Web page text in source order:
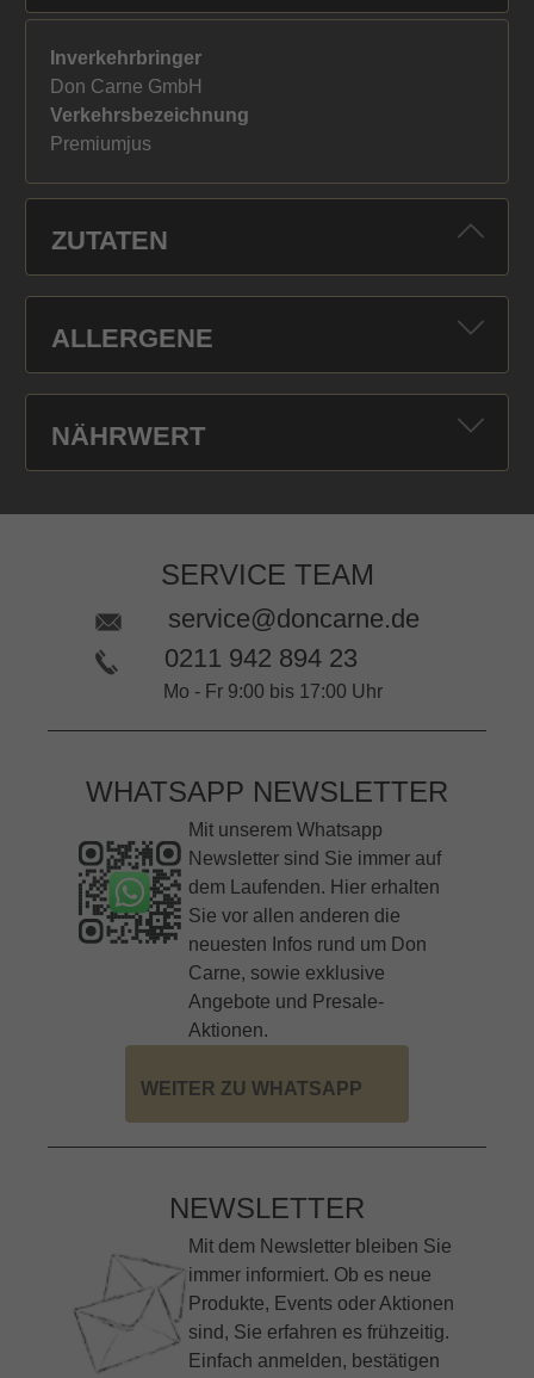
Inverkehrbringer
Don Carne GmbH
Verkehrsbezeichnung
Premiumjus
ZUTATEN
ALLERGENE
NÄHRWERT
SERVICE TEAM
service@doncarne.de
0211 942 894 23
Mo - Fr 9:00 bis 17:00 Uhr
WHATSAPP NEWSLETTER
Mit unserem Whatsapp
Newsletter sind Sie immer auf
dem Laufenden. Hier erhalten
Sie vor allen anderen die
neuesten Infos rund um Don
Carne, sowie exklusive
Angebote und Presale-
Aktionen.
WEITER ZU WHATSAPP
NEWSLETTER
Mit dem Newsletter bleiben Sie
immer informiert. Ob es neue
Produkte, Events oder Aktionen
sind, Sie erfahren es frühzeitig.
Einfach anmelden, bestätigen